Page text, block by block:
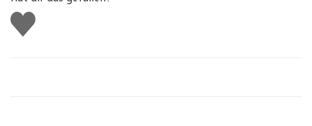
Gefällt
mir